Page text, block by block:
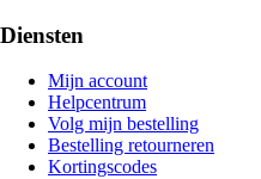
Diensten
Mijn account
Helpcentrum
Volg mijn bestelling
Bestelling retourneren
Kortingscodes